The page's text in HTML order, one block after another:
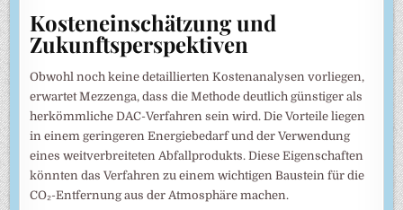
Kosteneinschätzung und
Zukunftsperspektiven
Obwohl noch keine detaillierten Kostenanalysen vorliegen,
erwartet Mezzenga, dass die Methode deutlich günstiger als
herkömmliche DAC-Verfahren sein wird. Die Vorteile liegen
in einem geringeren Energiebedarf und der Verwendung
eines weitverbreiteten Abfallprodukts. Diese Eigenschaften
könnten das Verfahren zu einem wichtigen Baustein für die
CO₂-Entfernung aus der Atmosphäre machen.